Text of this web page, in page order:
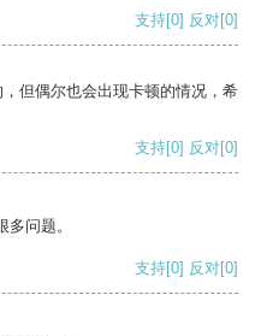
支持[0] 反对[0]
但偶尔也会出现卡顿的情况，希
支持[0] 反对[0]
问题。
支持[0] 反对[0]